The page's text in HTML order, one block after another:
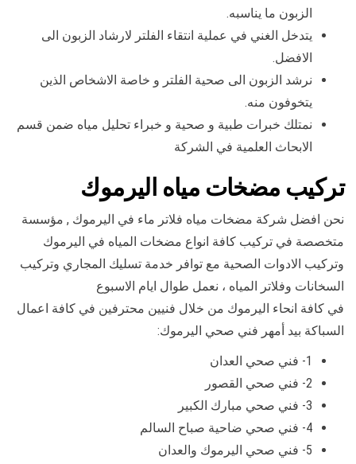
الزبون ما يناسبه.
يتدخل الغني في عملية انتقاء الفلتر لارشاد الزبون الى
الافضل.
نرشد الزبون الى صحية الفلتر و خاصة الاشخاص الذين
يتخوفون منه.
نمتلك خبرات طبية و صحية و خبراء تحليل مياه ضمن قسم
الابحاث العلمية في الشركة
تركيب مضخات مياه اليرموك
نحن افضل شركة مضخات مياه فلاتر ماء في اليرموك , مؤسسة
متخصصة في تركيب كافة انواع مضخات المياه في اليرموك
وتركيب الادوات الصحية مع توافر خدمة تسليك المجاري وتركيب
السخانات وفلاتر المياه ، نعمل طوال ايام الاسبوع
في كافة انحاء اليرموك من خلال فنيين محترفين في كافة اعمال
السباكة بيد أمهر فني صحي اليرموك:
1- فني صحي العدان
2- فني صحي القصور
3- فني صحي مبارك الكبير
4- فني صحي ضاحية صباح السالم
5- فني صحي اليرموك والعدان